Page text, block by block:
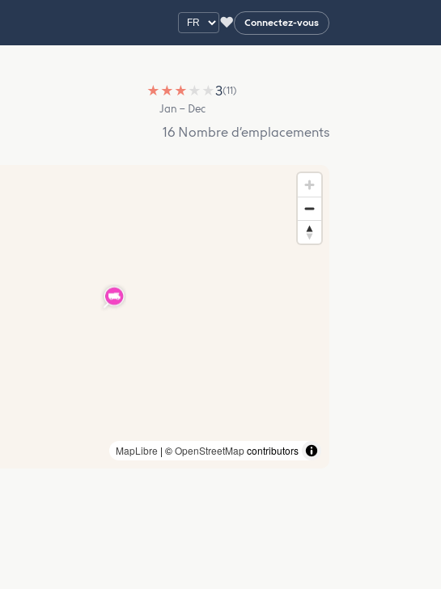
♥ Connectez-vous
★ ★ ★ ★ ★3(11)
Jan – Dec
16 Nombre d’emplacements
MapLibre | ©OpenStreetMapcontributors